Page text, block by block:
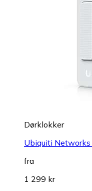
Dørklokker
Ubiquiti
fra
1 299 kr